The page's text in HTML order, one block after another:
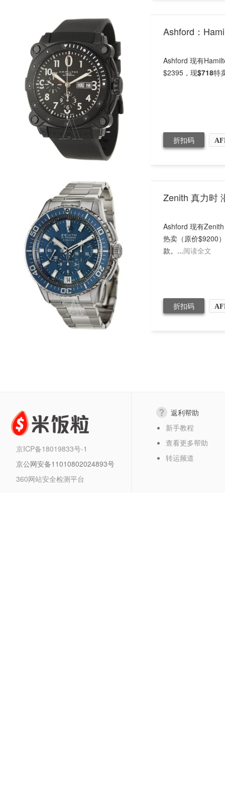
Ashford：
Ashford 现有
$2395，现$718特
折扣码
Zenith 真力时
Ashford 现有
热卖（原价$9200
款。...阅读全文
折扣码
京ICP备18019833号-1
京公网安备11010802024893号
360网站安全检测平台
返利帮助
新手教程
查看更多帮助
转运频道